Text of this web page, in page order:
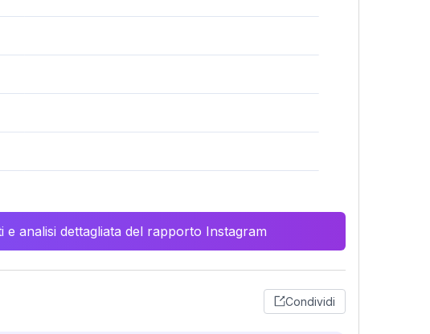
analisi dettagliata del rapporto Instagram
Condividi